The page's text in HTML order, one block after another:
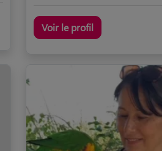
Voir le profil